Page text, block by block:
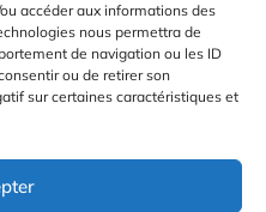
accéder aux informations des
nous permettra de
de navigation ou les ID
ou de retirer son
sur certaines caractéristiques et
Cookies